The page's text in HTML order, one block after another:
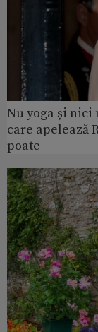
Nu yoga și
care apelează
poate